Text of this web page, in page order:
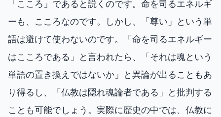
「こころ」であると説くのです。命を司るエネルギ
ーも、こころなのです。しかし、「尊い」という単
語は避けて使わないのです。「命を司るエネルギー
はこころである」と言われたら、「それは魂という
単語の置き換えではないか」と異論が出ることもあ
り得るし、「仏教は隠れ魂論者である」と批判する
ことも可能でしょう。実際に歴史の中では、仏教に